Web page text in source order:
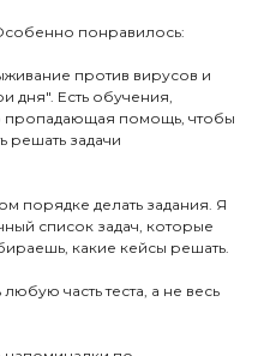
понравилось:
против вирусов и
дня". Есть обучения,
пропадающая помощь, чтобы
решать задачи
порядке делать задания. Я
список задач, которые
какие кейсы решать.
часть теста, а не весь